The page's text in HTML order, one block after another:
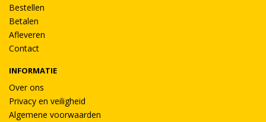
Bestellen
Betalen
Afleveren
Contact
INFORMATIE
Over ons
Privacy en veiligheid
Algemene voorwaarden